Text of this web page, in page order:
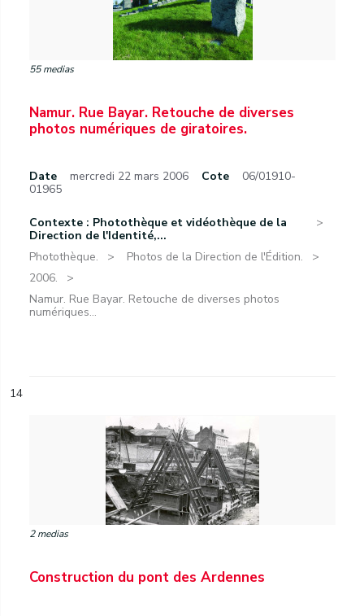
55 medias
Namur. Rue Bayar. Retouche de diverses
photos numériques de giratoires.
Date mercredi 22 mars 2006 Cote
06/01910-
01965
Contexte : Photothèque et vidéothèque de la
Direction de l'Identité,...
Photothèque.
Photos de la Direction de l'Édition.
2006.
Namur. Rue Bayar. Retouche de diverses photos
numériques...
14
2 medias
Construction du pont des Ardennes